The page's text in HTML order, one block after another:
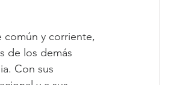
común y corriente,
de los demás
Con sus